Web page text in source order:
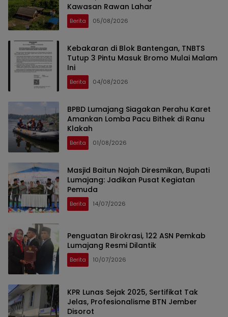
Kawasan Rawan Lahar
Berita 05/08/2026
Kebakaran di Blok Bantengan, TNBTS
Tutup 3 Pintu Masuk Bromo Mulai Malam
Ini
Berita 04/08/2026
BPBD Lumajang Siagakan Perahu Karet
Amankan Lomba Pacu Bithek di Ranu
Klakah
Berita 01/08/2026
Masjid Baitun Najah Diresmikan, Bupati
Lumajang: Jadikan Pusat Kegiatan
Pemuda
Berita 14/07/2026
Penguatan Birokrasi, 122 ASN Pemkab
Lumajang Resmi Dilantik
Berita 10/07/2026
KPR Lunas Sejak 2025, Sertifikat Tak
Jelas, Profesionalisme BTN Jember
Disorot